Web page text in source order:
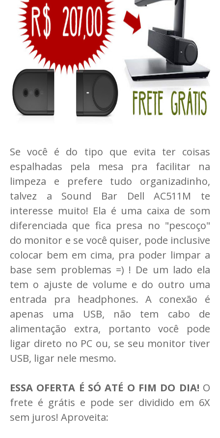
Se você é do tipo que evita ter coisas
espalhadas pela mesa pra facilitar na
limpeza e prefere tudo organizadinho,
talvez a Sound Bar Dell AC511M te
interesse muito! Ela é uma caixa de som
diferenciada que fica presa no "pescoço"
do monitor e se você quiser, pode inclusive
colocar bem em cima, pra poder limpar a
base sem problemas =) ! De um lado ela
tem o ajuste de volume e do outro uma
entrada pra headphones. A conexão é
apenas uma USB, não tem cabo de
alimentação extra, portanto você pode
ligar direto no PC ou, se seu monitor tiver
USB, ligar nele mesmo.
ESSA OFERTA É SÓ ATÉ O FIM DO DIA! O
frete é grátis e pode ser dividido em 6X
sem juros! Aproveita: